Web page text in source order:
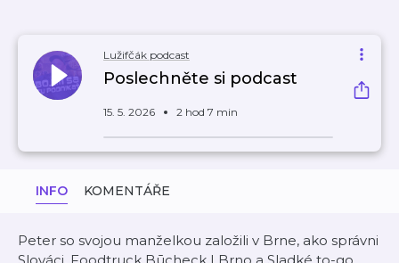
Lužifčák podcast
Poslechněte si podcast
15. 5. 2026 2 hod 7 min
INFO KOMENTÁŘE
Peter so svojou manželkou založili v Brne, ako správni